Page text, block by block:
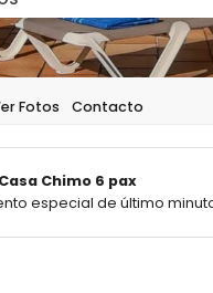
Fotos Contacto
Chimo 6 pax
especial de último